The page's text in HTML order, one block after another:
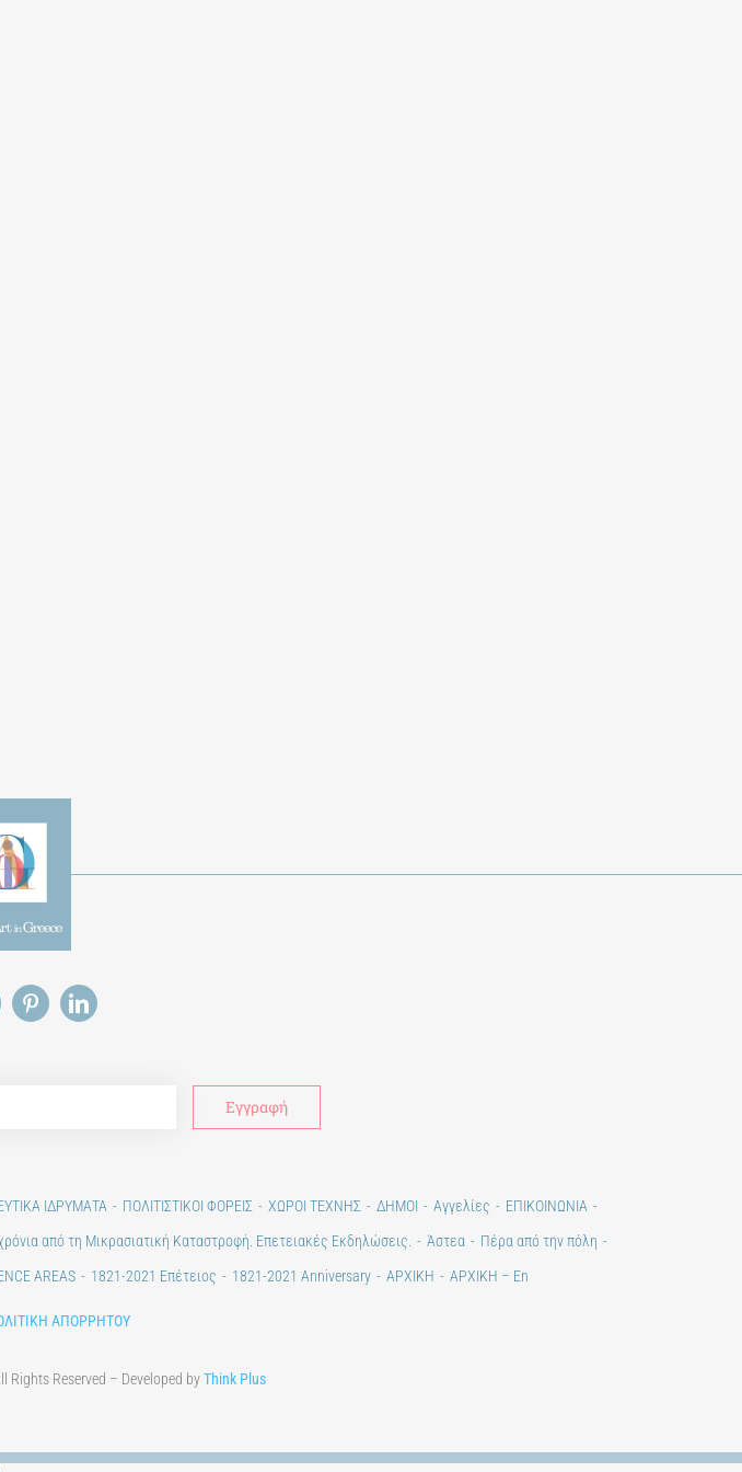
ΙΔΡΥΜΑΤΑ ΠΟΛΙΤΙΣΤΙΚΟΙ ΦΟΡΕΙΣ ΧΩΡΟΙ ΤΕΧΝΗΣ ΔΗΜΟΙ Αγγελίες
ΕΠΙΚΟΙΝΩΝΙΑ
από τη Μικρασιατική Καταστροφή. Επετειακές Εκδηλώσεις. Άστεα
Πέρα από την πόλη
AREAS 1821-2021 Επέτειος 1821-2021 Anniversary ΑΡΧΙΚΗ ΑΡΧΙΚΗ – En
ΑΠΟΡΡΗΤΟΥ
Rights Reserved – Developed byThink Plus